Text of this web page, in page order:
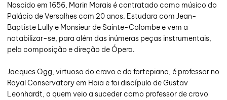
Nascido em 1656, Marin Marais é contratado como músico do
Palácio de Versalhes com 20 anos. Estudara com Jean-
Baptiste Lully e Monsieur de Sainte-Colombe e vem a
notabilizar-se, para além das inúmeras peças instrumentais,
pela composição e direção de Ópera.
Jacques Ogg, virtuoso do cravo e do fortepiano, é professor no
Royal Conservatory em Haia e foi discípulo de Gustav
Leonhardt, a quem veio a suceder como professor de cravo